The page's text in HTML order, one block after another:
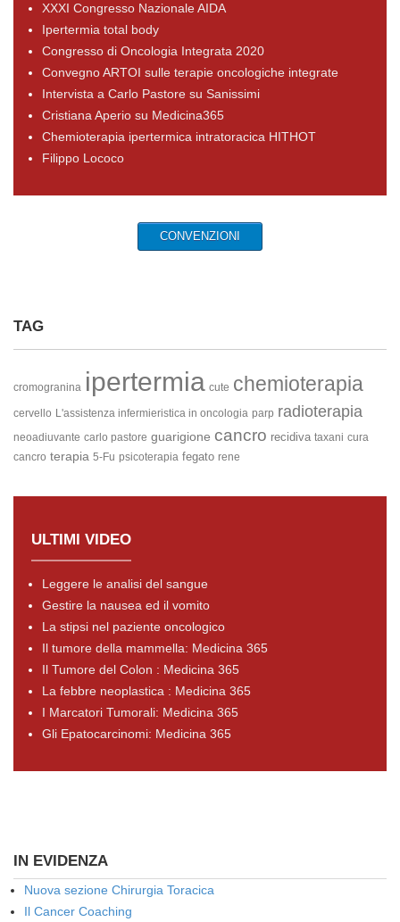
XXXI Congresso Nazionale AIDA
Ipertermia total body
Congresso di Oncologia Integrata 2020
Convegno ARTOI sulle terapie oncologiche integrate
Intervista a Carlo Pastore su Sanissimi
Cristiana Aperio su Medicina365
Chemioterapia ipertermica intratoracica HITHOT
Filippo Lococo
CONVENZIONI
TAG
cromogranina ipertermia cute chemioterapia
cervello L'assistenza infermieristica in oncologia parp radioterapia
neoadiuvante carlo pastore guarigione cancro recidiva taxani cura
cancro terapia 5-Fu psicoterapia fegato rene
ULTIMI VIDEO
Leggere le analisi del sangue
Gestire la nausea ed il vomito
La stipsi nel paziente oncologico
Il tumore della mammella: Medicina 365
Il Tumore del Colon : Medicina 365
La febbre neoplastica : Medicina 365
I Marcatori Tumorali: Medicina 365
Gli Epatocarcinomi: Medicina 365
IN EVIDENZA
Nuova sezione Chirurgia Toracica
Il Cancer Coaching